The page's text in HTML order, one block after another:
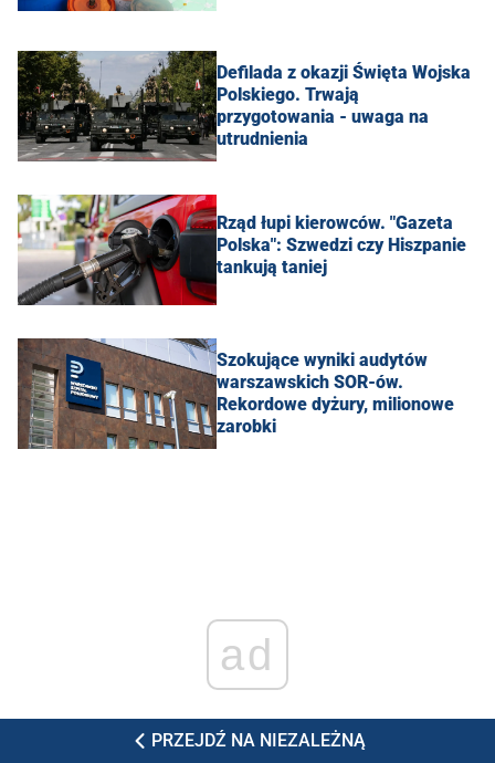
Defilada z okazji Święta Wojska
Polskiego. Trwają
przygotowania - uwaga na
utrudnienia
Rząd łupi kierowców. "Gazeta
Polska": Szwedzi czy Hiszpanie
tankują taniej
Szokujące wyniki audytów
warszawskich SOR-ów.
Rekordowe dyżury, milionowe
zarobki
ad
PRZEJDŹ NA NIEZALEŻNĄ